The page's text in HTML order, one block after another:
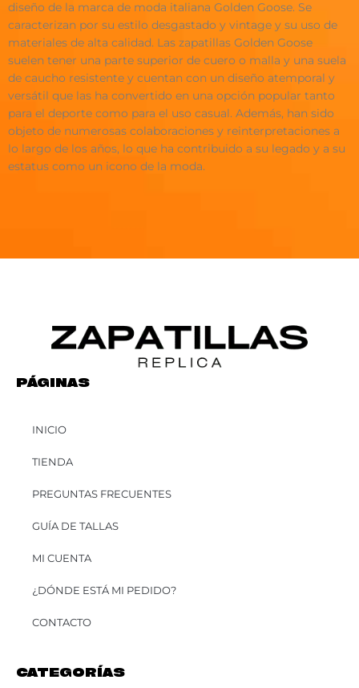
diseño de la marca de moda italiana Golden Goose. Se
caracterizan por su estilo desgastado y vintage y su uso de
materiales de alta calidad. Las zapatillas Golden Goose
suelen tener una parte superior de cuero o malla y una suela
de caucho resistente y cuentan con un diseño atemporal y
versátil que las ha convertido en una opción popular tanto
para el deporte como para el uso casual. Además, han sido
objeto de numerosas colaboraciones y reinterpretaciones a
lo largo de los años, lo que ha contribuido a su legado y a su
estatus como un icono de la moda.
PÁGINAS
INICIO
TIENDA
PREGUNTAS FRECUENTES
GUÍA DE TALLAS
MI CUENTA
¿DÓNDE ESTÁ MI PEDIDO?
CONTACTO
CATEGORÍAS